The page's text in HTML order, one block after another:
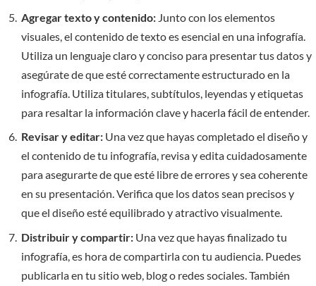
Agregar texto y contenido: Junto con los elementos
visuales, el contenido de texto es esencial en una infografía.
Utiliza un lenguaje claro y conciso para presentar tus datos y
asegúrate de que esté correctamente estructurado en la
infografía. Utiliza titulares, subtítulos, leyendas y etiquetas
para resaltar la información clave y hacerla fácil de entender.
Revisar y editar: Una vez que hayas completado el diseño y
el contenido de tu infografía, revisa y edita cuidadosamente
para asegurarte de que esté libre de errores y sea coherente
en su presentación. Verifica que los datos sean precisos y
que el diseño esté equilibrado y atractivo visualmente.
Distribuir y compartir: Una vez que hayas finalizado tu
infografía, es hora de compartirla con tu audiencia. Puedes
publicarla en tu sitio web, blog o redes sociales. También